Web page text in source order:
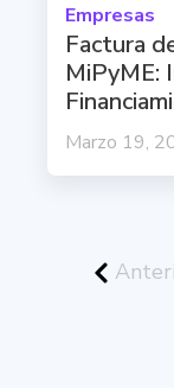
Empresas
Factura
MiPyME:
Marzo 19,